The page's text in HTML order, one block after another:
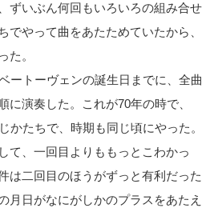
ずいぶん何回もいろいろの組み合せ
でやって曲をあたためていたから、
た。
ートーヴェンの誕生日までに、全曲
に演奏した。これが70年の時で、
かたちで、時期も同じ頃にやった。
て、一回目よりももっとこわかっ
は二回目のほうがずっと有利だった
月日がなにがしかのプラスをあたえ